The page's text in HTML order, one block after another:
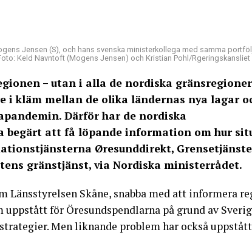
Jensen (S), och hans svenska ministerkollega med samma
Keld Navntoft (Mogens Jensen) och Kristian Pohl/
– utan i alla de nordiska
i kläm mellan de olika ländernas nya lagar
Därför har de nordiska
begärt att få löpande information om hur
Øresunddirekt,
gränstjänst, via Nordiska ministerrådet.
Länsstyrelsen Skåne, snabba med att informera
för Öresundspendlarna på grund av
Men liknande problem har också